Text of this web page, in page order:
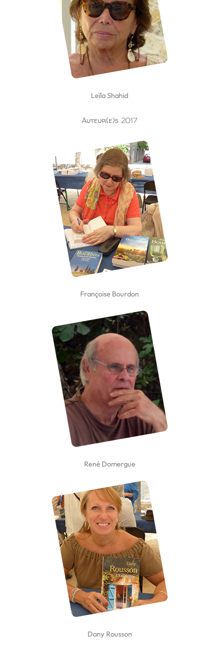
Leïla Shahid
Auteur(e)s 2017
Françoise Bourdon
René Domergue
Dany Rousson